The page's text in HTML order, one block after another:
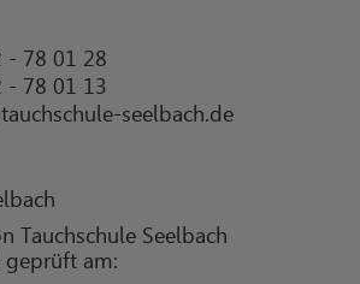
- 78 01 28
- 78 01 13
seelbach.de
Tauchschule Seelbach
geprüft am: